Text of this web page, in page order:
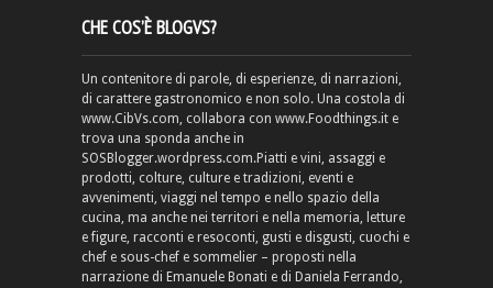
CHE COS’È BLOGVS?
Un contenitore di parole, di esperienze, di narrazioni,
di carattere gastronomico e non solo. Una costola di
www.CibVs.com, collabora con www.Foodthings.it e
trova una sponda anche in
SOSBlogger.wordpress.com.Piatti e vini, assaggi e
prodotti, colture, culture e tradizioni, eventi e
avvenimenti, viaggi nel tempo e nello spazio della
cucina, ma anche nei territori e nella memoria, letture
e figure, racconti e resoconti, gusti e disgusti, cuochi e
chef e sous-chef e sommelier – proposti nella
narrazione di Emanuele Bonati e di Daniela Ferrando,